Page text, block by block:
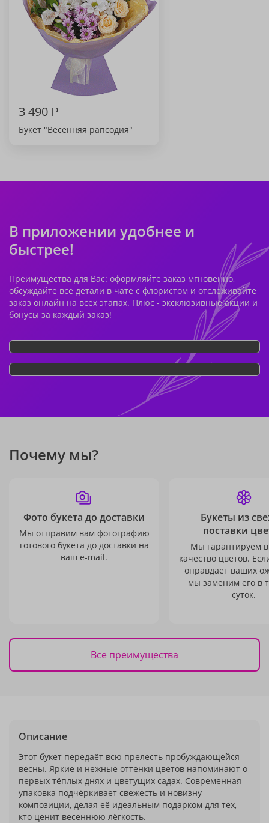
3 490₽
Букет "Весенняя рапсодия"
В приложении удобнее и
быстрее!
Преимущества для Вас: оформляйте заказ мгновенно,
обсуждайте все детали в чате с флористом и отслеживайте
заказ онлайн на всех этапах. Плюс - эксклюзивные акции и
бонусы за каждый заказ!
Почему мы?
Фото букета до доставки
Мы отправим вам фотографию
готового букета до доставки на
ваш e-mail.
Букеты из
поставки
Мы гарантируем
качество цветов.
оправдает ваших
мы заменим его в
суток.
Все преимущества
Описание
Этот букет передаёт всю прелесть пробуждающейся
весны. Яркие и нежные оттенки цветов напоминают о
первых тёплых днях и цветущих садах. Современная
упаковка подчёркивает свежесть и новизну
композиции, делая её идеальным подарком для тех,
кто ценит весеннюю лёгкость.